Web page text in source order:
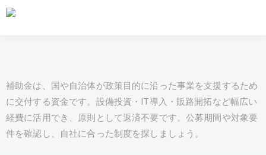
補助金は、国や自治体が政策目的に沿った事業を支援するため
に交付する資金です。設備投資・IT導入・販路開拓など幅広い
経費に活用でき、原則として返済不要です。公募期間や対象要
件を確認し、自社に合った制度を探しましょう。